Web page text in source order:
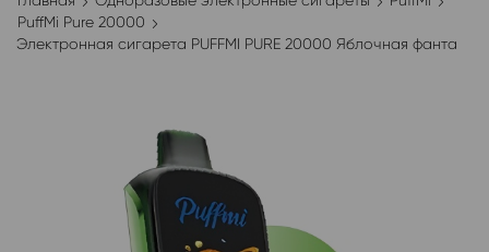
PuffMi Pure 20000
Электронная сигарета PUFFMI PURE 20000 Яблочная фанта